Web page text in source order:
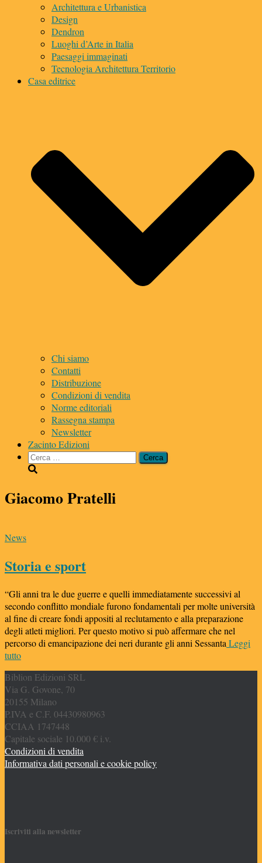
Architettura e Urbanistica
Design
Dendron
Luoghi d’Arte in Italia
Paesaggi immaginati
Tecnologia Architettura Territorio
Casa editrice
Chi siamo
Contatti
Distribuzione
Condizioni di vendita
Norme editoriali
Rassegna stampa
Newsletter
Zacinto Edizioni
Ricerca
per:
Giacomo Pratelli
News
Storia e sport
“Gli anni tra le due guerre e quelli immediatamente successivi al
secondo conflitto mondiale furono fondamentali per molte università
al fine di creare fondi appositi al reclutamento e alla preparazione
degli atleti migliori. Per questo motivo si può affermare che nel
percorso di emancipazione dei neri durante gli anni Sessanta Leggi
tutto
Biblion Edizioni SRL
Via G. Govone, 70
20155 Milano
P.IVA e C.F. 04430980963
CCIAA 1747448
Capitale sociale 10.000 € i.v.
Condizioni di vendita
Informativa dati personali e cookie policy
Iscriviti alla newsletter